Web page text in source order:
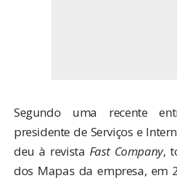
Segundo uma recente
presidente de Serviços e
deu à revista Fast Company,
dos Mapas da empresa, em